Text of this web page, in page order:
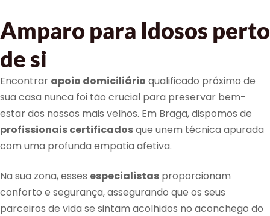
Amparo para Idosos perto
de si
Encontrar apoio domiciliário qualificado próximo de
sua casa nunca foi tão crucial para preservar bem-
estar dos nossos mais velhos. Em Braga, dispomos de
profissionais certificadosque unem técnica apurada
com uma profunda empatia afetiva.
Na sua zona, esses especialistas proporcionam
conforto e segurança, assegurando que os seus
parceiros de vida se sintam acolhidos no aconchego do